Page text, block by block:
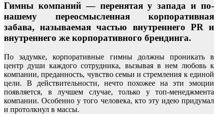
Гимны компаний — перенятая у запада и по-
нашему переосмысленная корпоративная
забава, называемая частью внутреннего PR и
внутреннего же корпоративного брендинга.
По задумке, корпоративные гимны должны проникать в
центр души каждого сотрудника, вызывая в нем любовь к
компании, преданность, чувство семьи и стремления к единой
цели. В действительности, нечто похожее на эти эмоции
появляется, в лучшем случае, только у топ-менеджмента
компании. Особенно у того человека, кто эту идею придумал
и протолкнул в массы.